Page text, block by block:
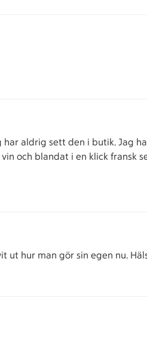
aldrig sett den i butik. Jag
och blandat i en klick fransk
ut hur man gör sin egen nu.